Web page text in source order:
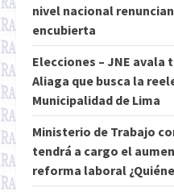
nivel nacional
encubierta
Elecciones – JNE avala
Aliaga que busca la
Municipalidad de Lima
Ministerio de Trabajo
tendrá a cargo el
reforma laboral